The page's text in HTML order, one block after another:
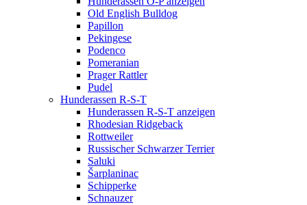
Old English Bulldog
Papillon
Pekingese
Podenco
Pomeranian
Prager Rattler
Pudel
Hunderassen R-S-T
Hunderassen R-S-T anzeigen
Rhodesian Ridgeback
Rottweiler
Russischer Schwarzer Terrier
Saluki
Šarplaninac
Schipperke
Schnauzer